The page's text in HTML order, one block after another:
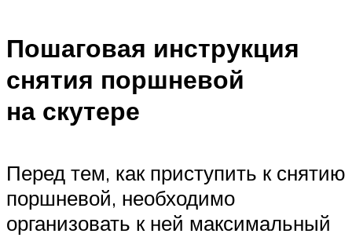
Пошаговая инструкция
снятия поршневой
на скутере
Перед тем, как приступить к снятию
поршневой, необходимо
организовать к ней максимальный